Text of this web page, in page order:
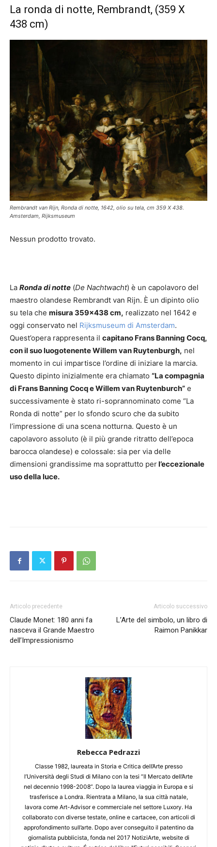
La ronda di notte, Rembrandt, (359 X
438 cm)
Rembrandt van Rijn, Ronda di notte, 1642, olio su tela, cm 359 X 438.
Amsterdam, Rijksmuseum
Nessun prodotto trovato.
La Ronda di notte (De Nachtwacht) è un capolavoro del
maestro olandese Rembrandt van Rijn. È un dipinto olio
su tela che misura 359×438 cm, realizzato nel 1642 e
oggi conservato nel Rijksmuseum di Amsterdam.
Quest’opera rappresenta il capitano Frans Banning Cocq,
con il suo luogotenente Willem van Ruytenburgh, nel
momento in cui impartisce l’ordine di iniziare la marcia.
Questo dipinto inizialmente era chiamato “La compagnia
di Frans Banning Cocq e Willem van Ruytenburch” e
successivamente è stato ri-soprannominato come “La
Ronda di notte” per lo sfondo scuro che da subito
l’impressione di una scena notturna. Questo è un
capolavoro assoluto (è il più grande ritratto dell’epoca
barocca olandese) e colossale: sia per via delle
dimensioni grandissime ma soprattutto perl’eccezionale
uso della luce.
Articolo precedente
Claude Monet: 180 anni fa
nasceva il Grande Maestro
dell’Impressionismo
Articolo successivo
L’Arte del simbolo, un libro di
Raimon Panikkar
Rebecca Pedrazzi
Classe 1982, laureata in Storia e Critica dell’Arte presso
l’Università degli Studi di Milano con la tesi “Il Mercato dell’Arte
nel decennio 1998-2008”. Dopo la laurea viaggia in Europa e si
trasferisce a Londra. Rientrata a Milano, la sua città natale,
lavora come Art-Advisor e commerciale nel settore Luxory. Ha
collaborato con diverse testate, online e cartacee, con articoli di
approfondimento sull’arte. Dopo aver conseguito il patentino da
giornalista pubblicista, fonda nel 2017 NotiziArte, website di